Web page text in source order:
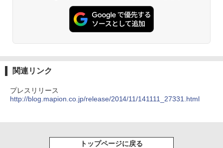
関連リンク
プレスリリース
http://blog.mapion.co.jp/release/2014/11/141111_27331.html
トップページに戻る